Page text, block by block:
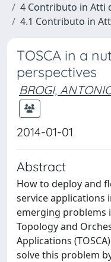
4 Contributo in Atti
4.1 Contributo in
TOSCA in a
perspectives
BROGI,
2014-01-01
Abstract
How to deploy and
service applications
emerging problems
Topology and
Applications
solve this problem